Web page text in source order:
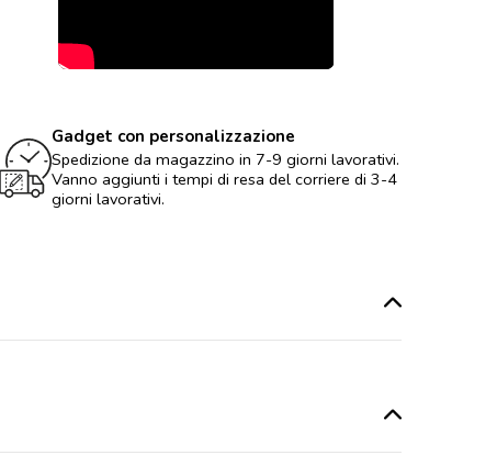
Gadget con personalizzazione
Spedizione da magazzino in 7-9 giorni lavorativi.
Vanno aggiunti i tempi di resa del corriere di 3-4
giorni lavorativi.